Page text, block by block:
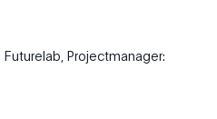
Projectmanager: